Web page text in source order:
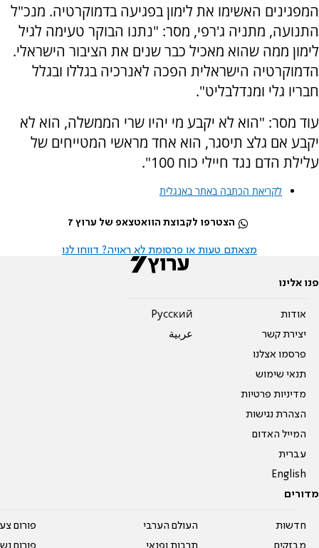
המפגינים האשימו את לימון בפגיעה בדמוקרטיה. מנכ"ל
התנועה, מתניה ג'רפי, מסר: "נתנו הבוקר טעימה לגיל
לימון ממה שהוא מאכיל כבר שנים את הציבור הישראלי.
הדמוקרטיה הישראלית הפכה לאנרכיה בגללו ובגלל
חבריו גלי ומנדלבליט".
עוד מסר: "הוא לא יקבע מי יהיו שרי הממשלה, הוא לא
יקבע אם גלצ תיסגר, הוא אחד מראשי המטייחים של
עלילת הדם נגד חיילי כוח 100".
לקריאת הכתבה באתר באנגלית
הצטרפו לקבוצת הוואטצאפ של ערוץ 7
מצאתם טעות או פרסומת לא ראויה? דווחו לנו
פנו אלינו
אודות
יצירת קשר
פרסמו אצלנו
תנאי שימוש
מדיניות פרטיות
הצהרת נגישות
המייל האדום
עברית
English
Pусский
عربية
מדורים
חדשות
מבזקים
העולם הערבי
תרבות ופנאי
פורום
פורום